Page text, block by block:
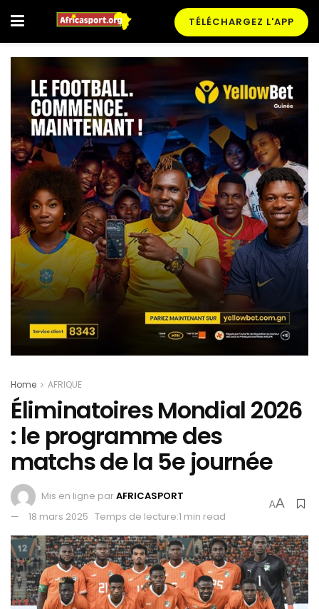
TÉLÉCHARGEZ L'APP
Home AFRIQUE
Éliminatoires Mondial 2026
: le programme des
matchs de la 5e journée
Mis en ligne parAFRICASPORT
18 mars 2025 Temps de lecture:1 min read
AA